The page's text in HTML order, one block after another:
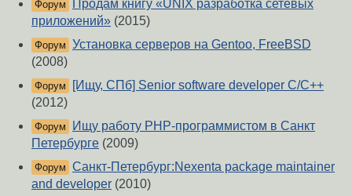
Форум
Продам книгу «UNIX разработка сетевых
приложений» (2015)
Форум Установка серверов на Gentoo, FreeBSD
(2008)
Форум
[Ищу, СПб] Senior software developer С/С++
(2012)
Форум
Ищу работу PHP-программистом в Санкт
Петербурге (2009)
Форум Санкт-Петербург:Nexenta package maintainer
and developer (2010)